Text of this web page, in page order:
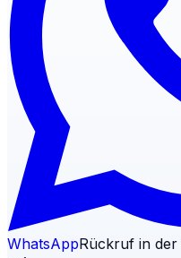
WhatsAppRückruf in